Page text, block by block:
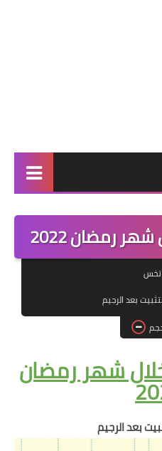
أنظمة المسابقات
نظام اليوم
أنظمة التثبيت بعد الرجيم
أنظمة شهر رمضان
وصفات الطعام
Diet plan
رمضان 2022
تخس
بعد الرجيم
شهر رمضان
بعد الرجيم